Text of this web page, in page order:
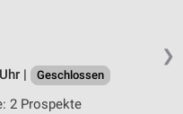
❯
|
Geschlossen
2 Prospekte